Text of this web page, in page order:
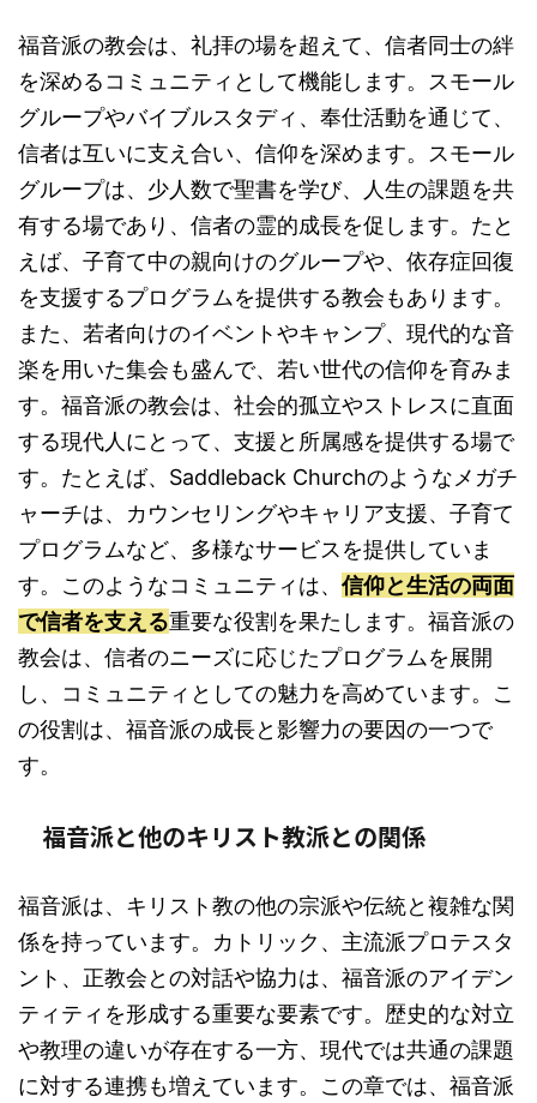
福音派の教会は、礼拝の場を超えて、信者同士の絆
を深めるコミュニティとして機能します。スモール
グループやバイブルスタディ、奉仕活動を通じて、
信者は互いに支え合い、信仰を深めます。スモール
グループは、少人数で聖書を学び、人生の課題を共
有する場であり、信者の霊的成長を促します。たと
えば、子育て中の親向けのグループや、依存症回復
を支援するプログラムを提供する教会もあります。
また、若者向けのイベントやキャンプ、現代的な音
楽を用いた集会も盛んで、若い世代の信仰を育みま
す。福音派の教会は、社会的孤立やストレスに直面
する現代人にとって、支援と所属感を提供する場で
す。たとえば、Saddleback Churchのようなメガチ
ャーチは、カウンセリングやキャリア支援、子育て
プログラムなど、多様なサービスを提供していま
す。このようなコミュニティは、 信仰と生活の両面
で信者を支える重要な役割を果たします。福音派の
教会は、信者のニーズに応じたプログラムを展開
し、コミュニティとしての魅力を高めています。こ
の役割は、福音派の成長と影響力の要因の一つで
す。
福音派と他のキリスト教派との関係
福音派は、キリスト教の他の宗派や伝統と複雑な関
係を持っています。カトリック、主流派プロテスタ
ント、正教会との対話や協力は、福音派のアイデン
ティティを形成する重要な要素です。歴史的な対立
や教理の違いが存在する一方、現代では共通の課題
に対する連携も増えています。この章では、福音派